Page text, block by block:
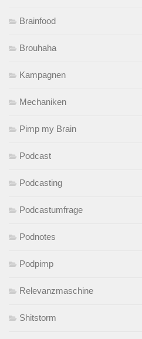
Brainfood
Brouhaha
Kampagnen
Mechaniken
Pimp my Brain
Podcast
Podcasting
Podcastumfrage
Podnotes
Podpimp
Relevanzmaschine
Shitstorm